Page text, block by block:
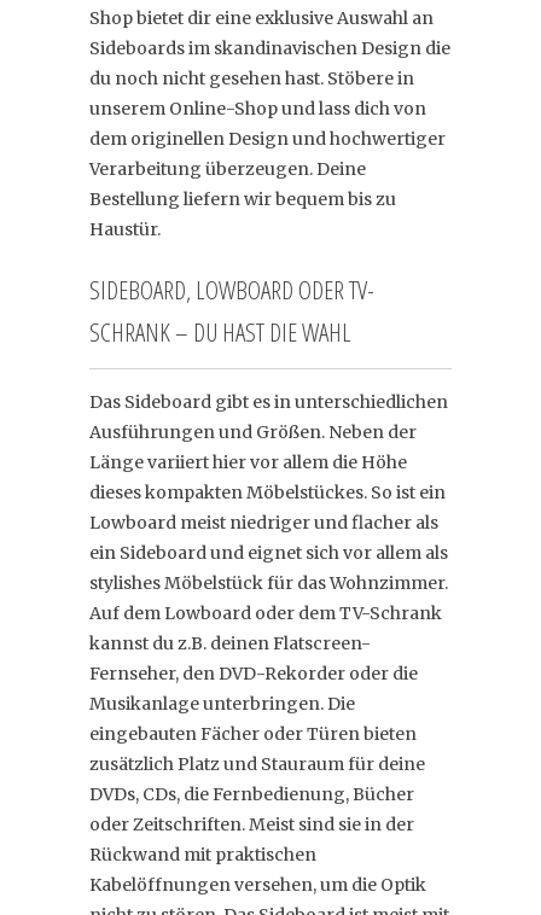
Shop bietet dir eine exklusive Auswahl an
Sideboards im skandinavischen Design die
du noch nicht gesehen hast. Stöbere in
unserem Online-Shop und lass dich von
dem originellen Design und hochwertiger
Verarbeitung überzeugen. Deine
Bestellung liefern wir bequem bis zu
Haustür.
SIDEBOARD, LOWBOARD ODER TV-
SCHRANK – DU HAST DIE WAHL
Das Sideboard gibt es in unterschiedlichen
Ausführungen und Größen. Neben der
Länge variiert hier vor allem die Höhe
dieses kompakten Möbelstückes. So ist ein
Lowboard meist niedriger und flacher als
ein Sideboard und eignet sich vor allem als
stylishes Möbelstück für das Wohnzimmer.
Auf dem Lowboard oder dem TV-Schrank
kannst du z.B. deinen Flatscreen-
Fernseher, den DVD-Rekorder oder die
Musikanlage unterbringen. Die
eingebauten Fächer oder Türen bieten
zusätzlich Platz und Stauraum für deine
DVDs, CDs, die Fernbedienung, Bücher
oder Zeitschriften. Meist sind sie in der
Rückwand mit praktischen
Kabelöffnungen versehen, um die Optik